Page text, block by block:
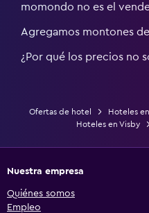
momondo no es el
Agregamos montones
¿Por qué los precios no
Ofertas de hotel Hoteles
Hoteles en Visby
Nuestra empresa
Quiénes somos
Empleo